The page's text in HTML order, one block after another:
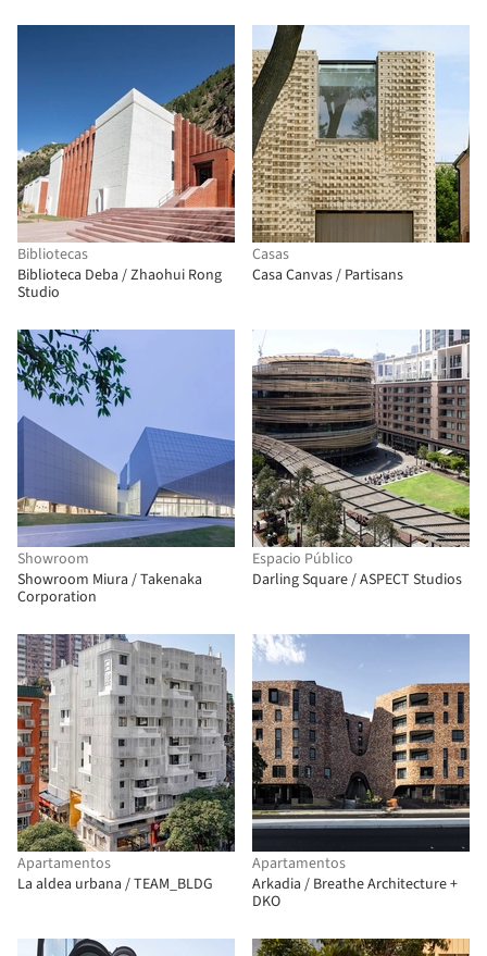
Bibliotecas
Biblioteca Deba / Zhaohui Rong
Studio
Casas
Casa Canvas / Partisans
Showroom
Showroom Miura / Takenaka
Corporation
Espacio Público
Darling Square / ASPECT Studios
Apartamentos
La aldea urbana / TEAM_BLDG
Apartamentos
Arkadia / Breathe Architecture +
DKO